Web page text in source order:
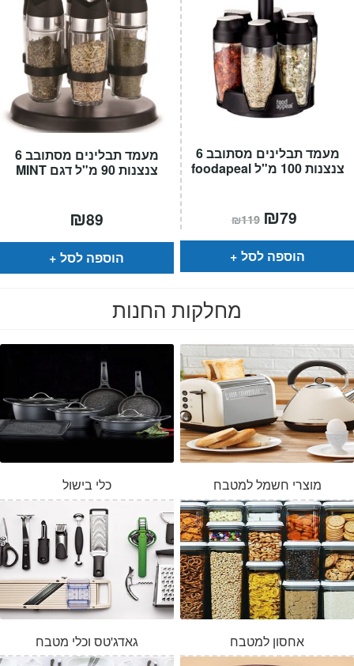
מעמד תבלינים מסתובב 6
צנצנות 90 מ"ל דגם MINT
₪89
הוספה לסל
מעמד תבלינים מסתובב 6
צנצנות 100 מ"ל foodapeal
₪119 המחיר
המקורי
היה:
₪119.
₪79
הוא:
הוספה לסל
מחלקות החנות
כלי בישול מוצרי חשמל למטבח
גאדג'טס וכלי מטבח אחסון למטבח